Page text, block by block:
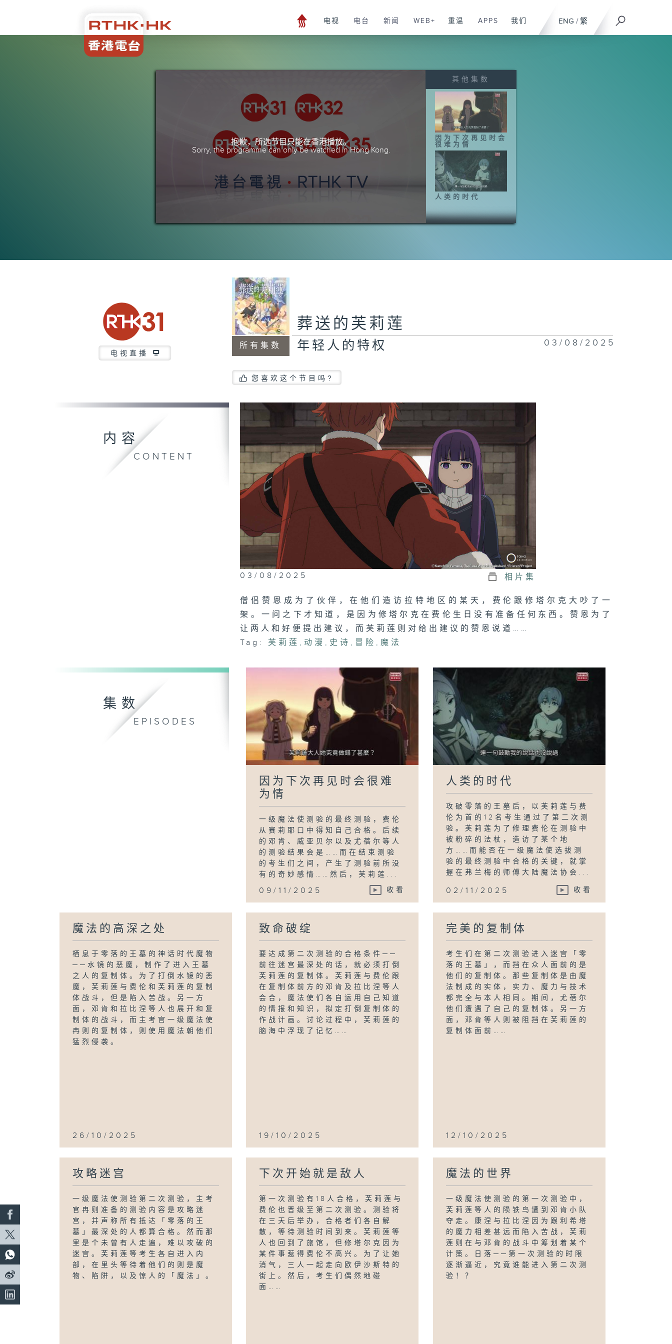
ENG / 繁
电视 电台 新闻 WEB+ 重温 APPS 我们
抱歉，所选节目只能在香港播放。
Sorry, the programme can only be watched in Hong Kong.
其他集数
因为下次再见时会
很难为情
人类的时代
电视直播
所有集数
葬送的芙莉莲
年轻人的特权 03/08/2025
您喜欢这个节目吗?
内容
CONTENT
03/08/2025 相片集
僧侣赞恩成为了伙伴，在他们造访拉特地区的某天，费伦跟修塔尔克大吵了一
架。一问之下才知道，是因为修塔尔克在费伦生日没有准备任何东西。赞恩为了
让两人和好便提出建议，而芙莉莲则对给出建议的赞恩说道……
Tag:
芙莉莲 ,动漫 , 史诗 , 冒险 ,魔法
集数
EPISODES
因为下次再见时会很难
为情
一级魔法使测验的最终测验，费伦
从赛莉耶口中得知自己合格。后续
的邓肯、威亚贝尔以及尤蓓尔等人
的测验结果会是……而在结束测验
的考生们之间，产生了测验前所没
有的奇妙感情……然后，芙莉莲...
09/11/2025 收看
人类的时代
攻破零落的王墓后，以芙莉莲与费
伦为首的12名考生通过了第二次测
验。芙莉莲为了修理费伦在测验中
被粉碎的法杖，造访了某个地
方……而能否在一级魔法使选拔测
验的最终测验中合格的关键，就掌
握在弗兰梅的师傅大陆魔法协会...
02/11/2025 收看
魔法的高深之处
栖息于零落的王墓的神话时代魔物
──水镜的恶魔，制作了进入王墓
之人的复制体。为了打倒水镜的恶
魔，芙莉莲与费伦和芙莉莲的复制
体战斗，但是陷入苦战。另一方
面，邓肯和拉比涅等人也展开和复
制体的战斗，而主考官一级魔法使
冉则的复制体，则使用魔法朝他们
猛烈侵袭。
26/10/2025
致命破绽
要达成第二次测验的合格条件──
前往迷宫最深处的话，就必须打倒
芙莉莲的复制体。芙莉莲与费伦跟
在复制体前方的邓肯及拉比涅等人
会合，魔法使们各自运用自己知道
的情报和知识，拟定打倒复制体的
作战计画。讨论过程中，芙莉莲的
脑海中浮现了记忆……
19/10/2025
完美的复制体
考生们在第二次测验进入迷宫「零
落的王墓」，而挡在众人面前的是
他们的复制体。那些复制体是由魔
法制成的实体，实力、魔力与技术
都完全与本人相同。期间，尤蓓尔
他们遭遇了自己的复制体。另一方
面，邓肯等人则被阻挡在芙莉莲的
复制体面前……
12/10/2025
攻略迷宫
一级魔法使测验第二次测验，主考
官冉则准备的测验内容是攻略迷
宫，并声称所有抵达「零落的王
墓」最深处的人都算合格。然而那
里是个未曾有人走遍，难以攻破的
迷宫。芙莉莲等考生各自进入内
部，在里头等待着他们的则是魔
物、陷阱，以及惊人的「魔法」。
下次开始就是敌人
第一次测验有18人合格，芙莉莲与
费伦也晋级至第二次测验。测验将
在三天后举办，合格者们各自解
散，等待测验时间到来。芙莉莲等
人也回到了旅馆，但修塔尔克因为
某件事惹得费伦不高兴。为了让她
消气，三人一起走向欧伊沙斯特的
街上。然后，考生们偶然地碰
面……
魔法的世界
一级魔法使测验的第一次测验中，
芙莉莲等人的陨铁鸟遭到邓肯小队
夺走。康涅与拉比涅因为跟利希塔
的魔力相差甚远而陷入苦战，芙莉
莲则在与邓肯的战斗中筹划着某个
计策。日落──第一次测验的时限
逐渐逼近，究竟谁能进入第二次测
验！？